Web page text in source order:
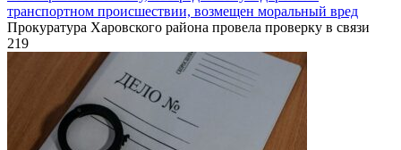
транспортном происшествии, возмещен моральный вред
Прокуратура Харовского района провела проверку в связи
219